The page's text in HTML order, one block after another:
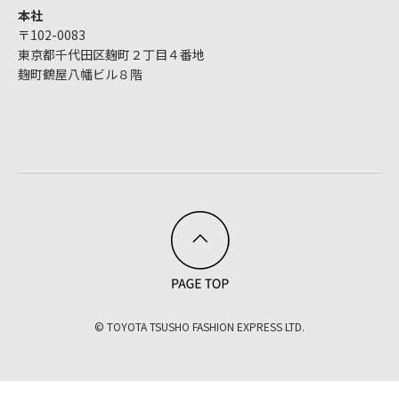
本社
〒102-0083
東京都千代田区麹町２丁目４番地
麹町鶴屋八幡ビル８階
© TOYOTA TSUSHO FASHION EXPRESS LTD.